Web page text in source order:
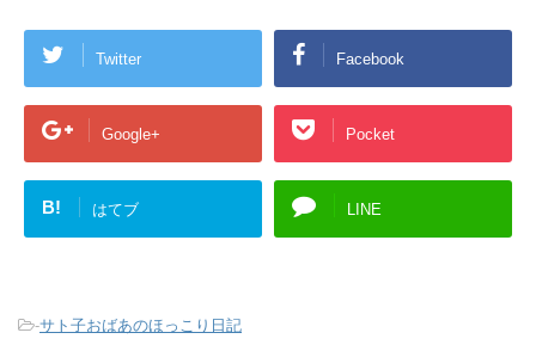
Twitter Facebook
Google+ Pocket
B! はてブ LINE
-サト子おばあのほっこり日記